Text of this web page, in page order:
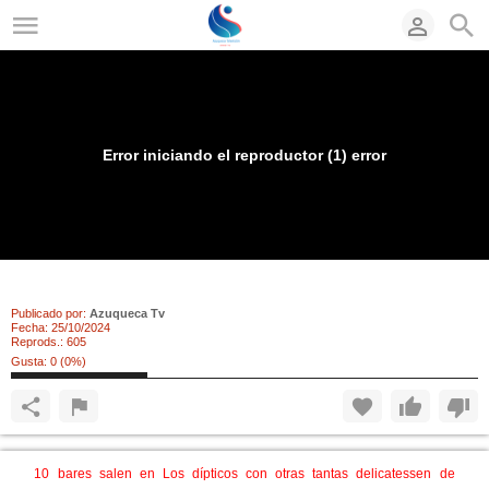
Error iniciando el reproductor (1) error
Publicado por: Azuqueca Tv
Fecha: 25/10/2024
Reprods.: 605
Gusta: 0 (0%)
10 bares salen en Los dípticos con otras tantas delicatessen de